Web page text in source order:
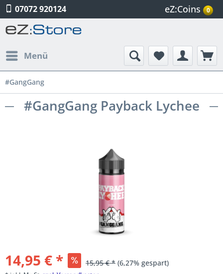
07072 920124 eZ:Coins 0
Menü
#GangGang
#GangGang Payback Lychee
14,95 € * 15,95 € * (6,27% gespart)